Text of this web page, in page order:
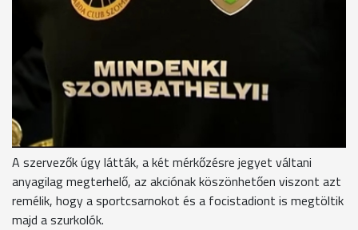
kedvet kapnak a kosárlabdára is, és így a két szurkolótábor
egymást erősíti, és a másik, úgy gondolom, hogy ezek a
kezdeményezések erősítik a szombathelyi lokálpatriotizmust
is.
A szervezők úgy látták, a két mérkőzésre jegyet váltani
anyagilag megterhelő, az akciónak köszönhetően viszont azt
remélik, hogy a sportcsarnokot és a focistadiont is megtöltik
majd a szurkolók.